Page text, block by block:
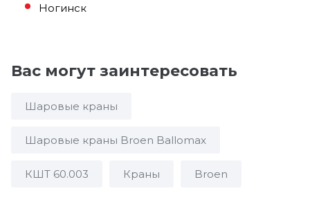
Ногинск
Вас могут заинтересовать
Шаровые краны
Шаровые краны Broen Ballomax
КШТ 60.003 Краны Broen